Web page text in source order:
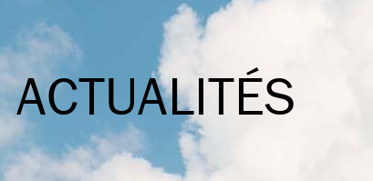
ACTUALITÉS